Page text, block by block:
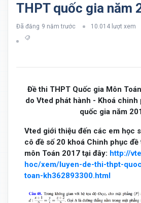
THPT quốc gia năm
Đã đăng 9 năm trước 10.014 lượt xem
Đề thi THPT Quốc gia Môn
do Vted phát hành - Khoá chinh
quốc gia năm
Vted giới thiệu đến các em học
cô đề số 20 khoá Chinh phục
môn Toán 2017 tại đây: http://
hoc/xem/luyen-de-thi-thpt-
toan-kh362893300.html